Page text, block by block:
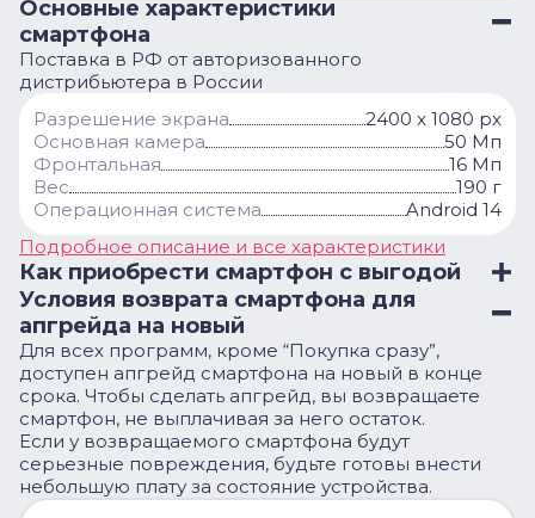
Основные характеристики
смартфона
Поставка в РФ от авторизованного
дистрибьютера в России
Разрешение экрана
2400 x 1080 px
Основная камера
50 Мп
Фронтальная
16 Мп
Вес
190 г
Операционная система
Android 14
Подробное описание и все характеристики
Как приобрести смартфон с выгодой
Условия возврата смартфона для
апгрейда на новый
Для всех программ, кроме “Покупка сразу”,
доступен апгрейд смартфона на новый в конце
срока. Чтобы сделать апгрейд, вы возвращаете
смартфон, не выплачивая за него остаток.
Если у возвращаемого смартфона будут
серьезные повреждения, будьте готовы внести
небольшую плату за состояние устройства.